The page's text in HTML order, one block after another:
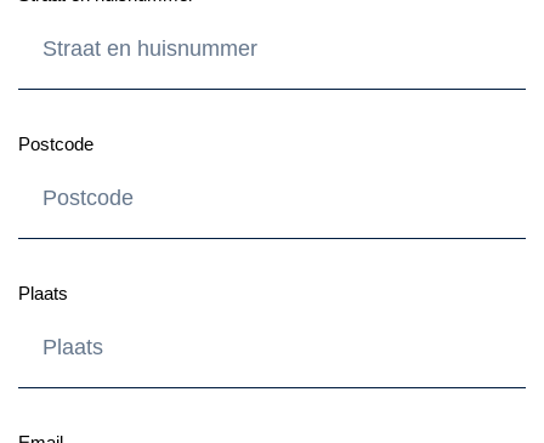
Postcode
Plaats